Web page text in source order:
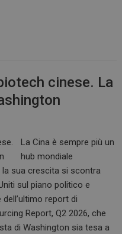
cinese. La
La Cina è sempre più un
hub mondiale
la sua crescita si scontra
sul piano politico e
report di
Report, Q2 2026, che
di Washington sia tesa a